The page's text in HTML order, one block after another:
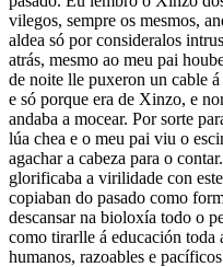
vilegos, sempre os mesmos,
aldea só por consideralos
atrás, mesmo ao meu pai
de noite lle puxeron un cable
e só porque era de Xinzo, e
andaba a mocear. Por sorte
lúa chea e o meu pai viu o
agachar a cabeza para o
glorificaba a virilidade con
copiaban do pasado como
descansar na bioloxía todo o
como tirarlle á educación toda
humanos, razoables e